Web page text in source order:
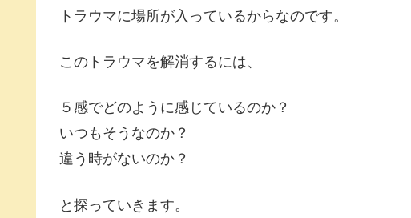
トラウマに場所が入っているからなのです。
このトラウマを解消するには、
５感でどのように感じているのか？
いつもそうなのか？
違う時がないのか？
と探っていきます。